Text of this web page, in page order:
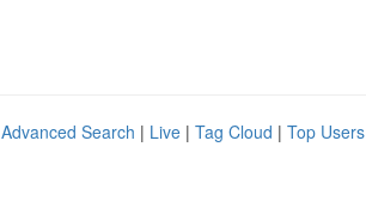
Advanced Search | Live | Tag Cloud | Top Users